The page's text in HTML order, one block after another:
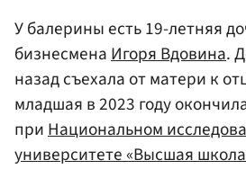
У балерины есть 19-летняя
бизнесменаИгоря Вдовина.
назад съехала от матери к
младшая в 2023 году
приНациональном
университете «Высшая